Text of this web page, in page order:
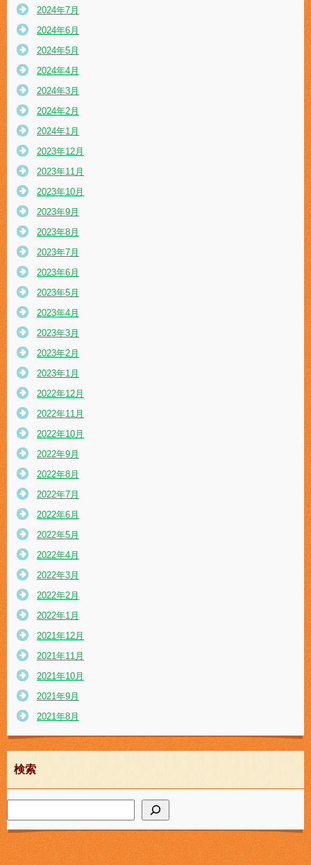
2024年7月
2024年6月
2024年5月
2024年4月
2024年3月
2024年2月
2024年1月
2023年12月
2023年11月
2023年10月
2023年9月
2023年8月
2023年7月
2023年6月
2023年5月
2023年4月
2023年3月
2023年2月
2023年1月
2022年12月
2022年11月
2022年10月
2022年9月
2022年8月
2022年7月
2022年6月
2022年5月
2022年4月
2022年3月
2022年2月
2022年1月
2021年12月
2021年11月
2021年10月
2021年9月
2021年8月
検索